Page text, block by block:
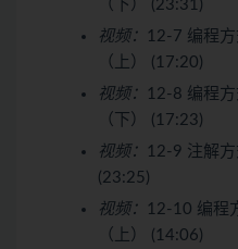
（下） (23:31)
视频：
12-7 编程
（上） (17:20)
视频：
12-8 编程
（下） (17:23)
视频：
12-9 注解
(23:25)
视频：
12-10 编程
（上） (14:06)